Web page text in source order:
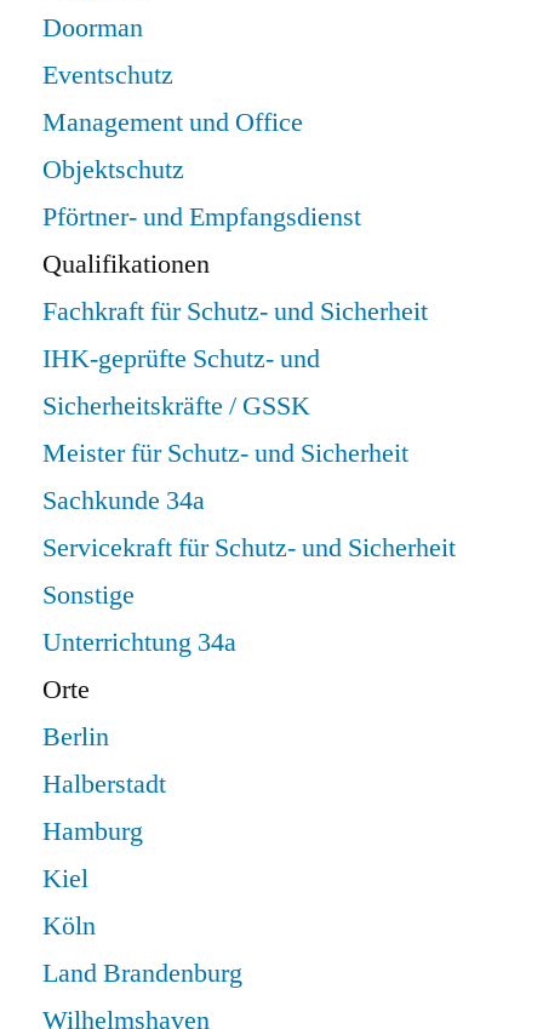
Doorman
Eventschutz
Management und Office
Objektschutz
Pförtner- und Empfangsdienst
Qualifikationen
Fachkraft für Schutz- und Sicherheit
IHK-geprüfte Schutz- und
Sicherheitskräfte / GSSK
Meister für Schutz- und Sicherheit
Sachkunde 34a
Servicekraft für Schutz- und Sicherheit
Sonstige
Unterrichtung 34a
Orte
Berlin
Halberstadt
Hamburg
Kiel
Köln
Land Brandenburg
Wilhelmshaven